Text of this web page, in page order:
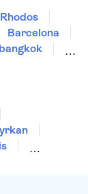
Rhodos
Barcelona
bangkok